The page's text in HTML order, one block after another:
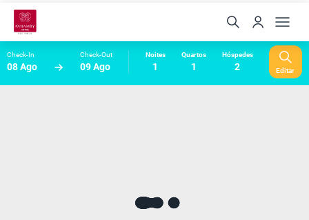
Check-In
08 Ago
Check-Out
09 Ago
Noites
1
Quartos
1
Hóspedes
2 Editar